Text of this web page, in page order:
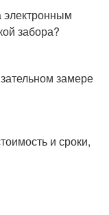
забора?
замере
и сроки,